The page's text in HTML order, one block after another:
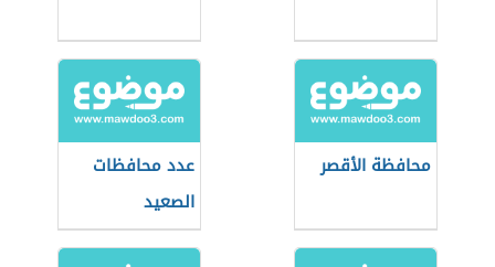
محافظة الأقصر
عدد محافظات
الصعيد